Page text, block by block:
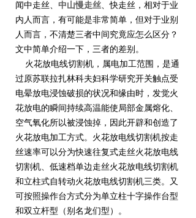
闻中走丝、 中山慢走丝、快走丝，相对于业
内人而言，有可能是非常简单，但对于业别
人而言，不清楚三者中间究竟应怎么区分？
文中简单介绍一下，三者的差别。
火花放电线切割机，属电加工范围，是通
过原苏联拉扎林科夫妇科学研究开关触点受
电晕放电浸蚀破损的状况和缘由时，发觉火
花放电的瞬间持续高温能使局部金属熔化、
空气氧化所以被浸蚀掉，因此开辟和创造了
火花放电加工方式。火花放电线切割机按走
丝速率可以分为快速往复式走丝火花放电线
切割机、低速档单边走丝火花放电线切割机
和立柱式自转动火花放电线切割机三类。又
可按照操作台方式分为单立柱十字操作台型
和双立杆型（别名龙们型）。